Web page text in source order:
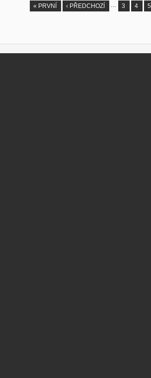
« PRVNÍ ‹ PŘEDCHOZÍ … 3 4 5